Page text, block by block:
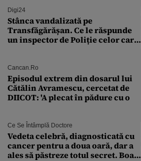
Digi24
Stânca vandalizată pe
Transfăgărășan. Ce le răspunde
un inspector de Poliție celor care
Cancan.ro
Episodul extrem din dosarul lui
Cătălin Avramescu, cercetat de
DIICOT: 'A plecat în pădure cu o
Ce Se Întâmplă Doctore
Vedeta celebră, diagnosticată cu
cancer pentru a doua oară, dar a
ales să păstreze totul secret. Boala